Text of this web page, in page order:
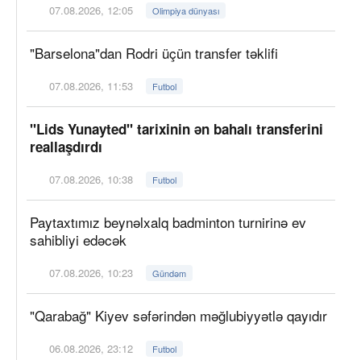
07.08.2026, 12:05 Olimpiya dünyası
"Barselona"dan Rodri üçün transfer təklifi
07.08.2026, 11:53 Futbol
"Lids Yunayted" tarixinin ən bahalı transferini
reallaşdırdı
07.08.2026, 10:38 Futbol
Paytaxtımız beynəlxalq badminton turnirinə ev
sahibliyi edəcək
07.08.2026, 10:23 Gündəm
"Qarabağ" Kiyev səfərindən məğlubiyyətlə qayıdır
06.08.2026, 23:12 Futbol